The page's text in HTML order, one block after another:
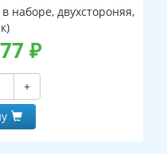
наборе, двухстороняя,
77 ₽
+